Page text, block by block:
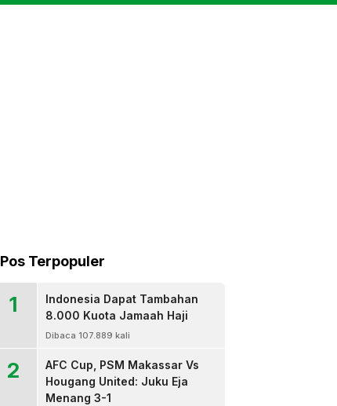
Pos Terpopuler
1
Indonesia Dapat Tambahan
8.000 Kuota Jamaah Haji
Dibaca 107.889 kali
2
AFC Cup, PSM Makassar Vs
Hougang United: Juku Eja
Menang 3-1